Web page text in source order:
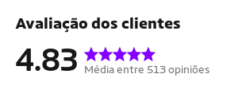
Avaliação dos clientes
4.83 Média entre 513 opiniões